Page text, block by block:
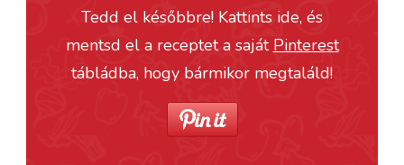
Tedd el későbbre! Kattints ide, és
mentsd el a receptet a saját Pinterest
tábládba, hogy bármikor megtaláld!